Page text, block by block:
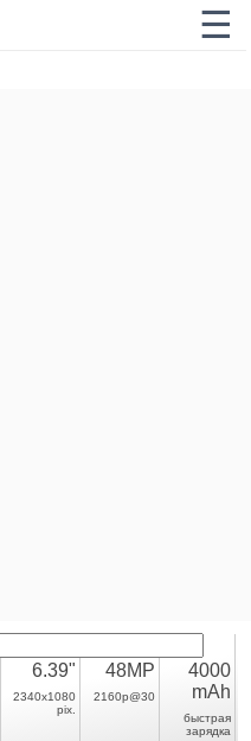
☰
6.39"
2340x1080
pix.
48MP
2160p@30
4000
mAh
быстрая
зарядка